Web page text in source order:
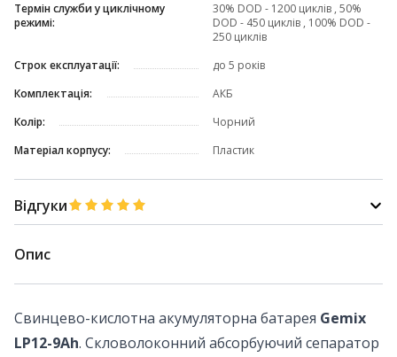
Термін служби у циклічному
режимі:
30% DOD - 1200 циклів , 50%
DOD - 450 циклів , 100% DOD -
250 циклів
Строк експлуатації:
до 5 років
Комплектація:
АКБ
Колір:
Чорний
Матеріал корпусу:
Пластик
Відгуки
Опис
Свинцево-кислотна акумуляторна батарея Gemix
LP12-9Ah. Скловолоконний абсорбуючий сепаратор